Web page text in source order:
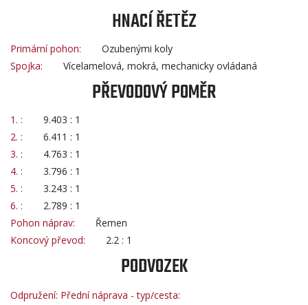
HNACÍ ŘETĚZ
Primární pohon:
Ozubenými koly
Spojka:
Vícelamelová, mokrá, mechanicky ovládaná
PŘEVODOVÝ POMĚR
1. :
9.403 : 1
2. :
6.411 : 1
3. :
4.763 : 1
4. :
3.796 : 1
5. :
3.243 : 1
6. :
2.789 : 1
Pohon náprav:
Řemen
Koncový převod:
2.2 : 1
PODVOZEK
Odpružení: Přední náprava - typ/cesta: